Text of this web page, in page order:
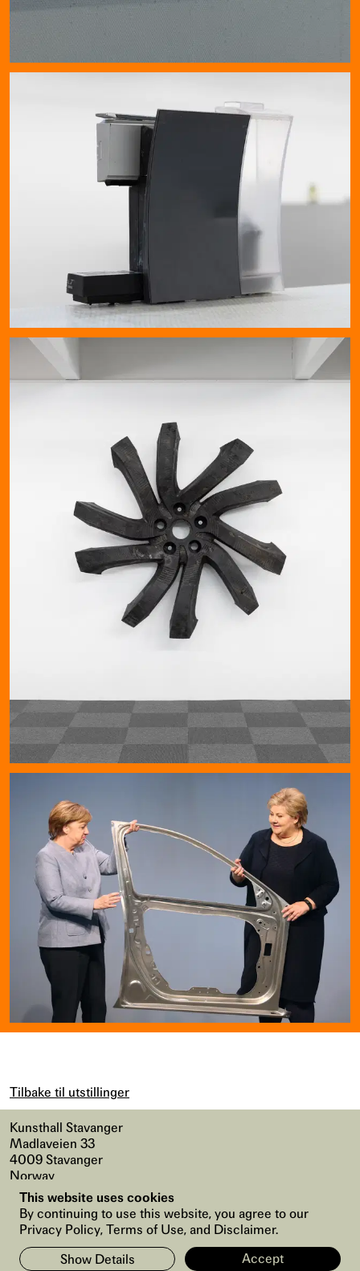
This website uses cookies
By continuing to use this website, you agree to our
Privacy Policy, Terms of Use, and Disclaimer.
Show Details
Accept
Tilbake til utstillinger
Kunsthall Stavanger
Madlaveien 33
4009 Stavanger
Norway
Kart,Universell tilgang
Instagram,Facebook
Abonner